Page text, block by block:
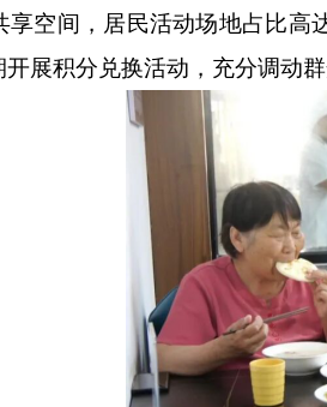
空间，居民活动场地占比高
展积分兑换活动，充分调动